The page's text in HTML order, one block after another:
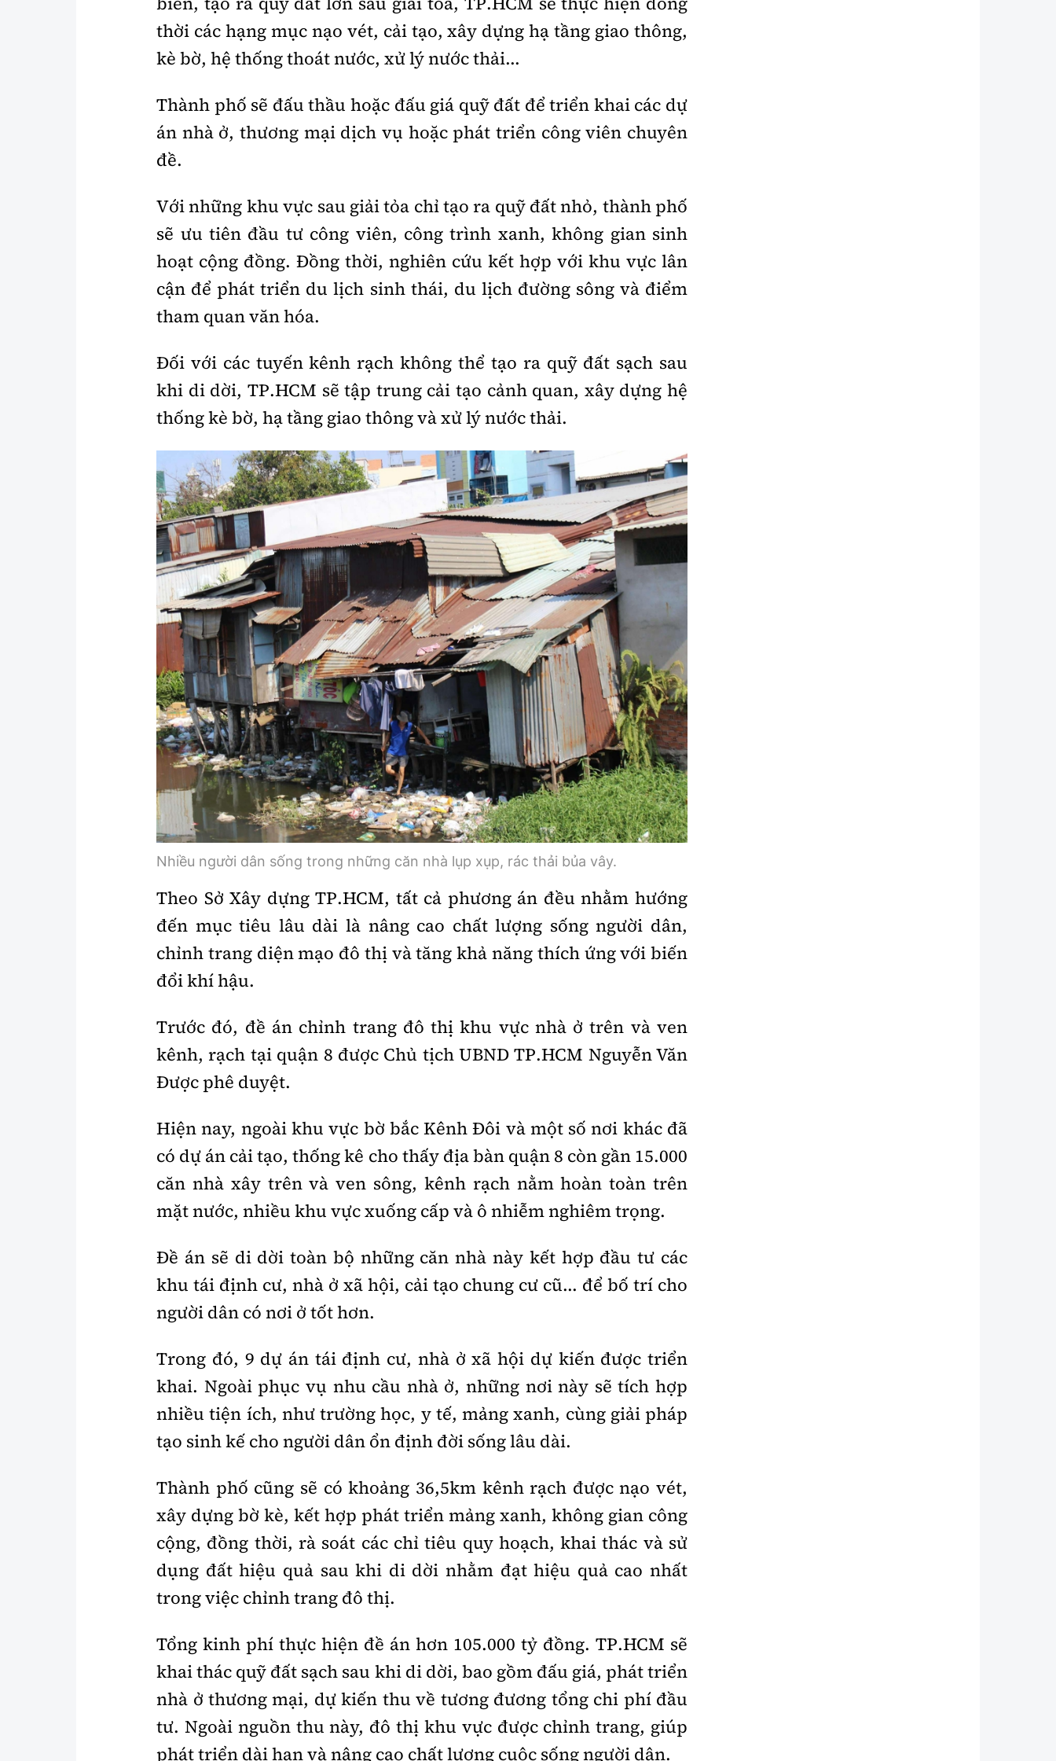
thời các hạng mục nạo vét, cải tạo, xây dựng hạ tầng giao thông,
kè bờ, hệ thống thoát nước, xử lý nước thải...
Thành phố sẽ đấu thầu hoặc đấu giá quỹ đất để triển khai các dự
án nhà ở, thương mại dịch vụ hoặc phát triển công viên chuyên
đề.
Với những khu vực sau giải tỏa chỉ tạo ra quỹ đất nhỏ, thành phố
sẽ ưu tiên đầu tư công viên, công trình xanh, không gian sinh
hoạt cộng đồng. Đồng thời, nghiên cứu kết hợp với khu vực lân
cận để phát triển du lịch sinh thái, du lịch đường sông và điểm
tham quan văn hóa.
Đối với các tuyến kênh rạch không thể tạo ra quỹ đất sạch sau
khi di dời, TP.HCM sẽ tập trung cải tạo cảnh quan, xây dựng hệ
thống kè bờ, hạ tầng giao thông và xử lý nước thải.
Nhiều người dân sống trong những căn nhà lụp xụp, rác thải bủa vây.
Theo Sở Xây dựng TP.HCM, tất cả phương án đều nhằm hướng
đến mục tiêu lâu dài là nâng cao chất lượng sống người dân,
chỉnh trang diện mạo đô thị và tăng khả năng thích ứng với biến
đổi khí hậu.
Trước đó, đề án chỉnh trang đô thị khu vực nhà ở trên và ven
kênh, rạch tại quận 8 được Chủ tịch UBND TP.HCM Nguyễn Văn
Được phê duyệt.
Hiện nay, ngoài khu vực bờ bắc Kênh Đôi và một số nơi khác đã
có dự án cải tạo, thống kê cho thấy địa bàn quận 8 còn gần 15.000
căn nhà xây trên và ven sông, kênh rạch nằm hoàn toàn trên
mặt nước, nhiều khu vực xuống cấp và ô nhiễm nghiêm trọng.
Đề án sẽ di dời toàn bộ những căn nhà này kết hợp đầu tư các
khu tái định cư, nhà ở xã hội, cải tạo chung cư cũ... để bố trí cho
người dân có nơi ở tốt hơn.
Trong đó, 9 dự án tái định cư, nhà ở xã hội dự kiến được triển
khai. Ngoài phục vụ nhu cầu nhà ở, những nơi này sẽ tích hợp
nhiều tiện ích, như trường học, y tế, mảng xanh, cùng giải pháp
tạo sinh kế cho người dân ổn định đời sống lâu dài.
Thành phố cũng sẽ có khoảng 36,5km kênh rạch được nạo vét,
xây dựng bờ kè, kết hợp phát triển mảng xanh, không gian công
cộng, đồng thời, rà soát các chỉ tiêu quy hoạch, khai thác và sử
dụng đất hiệu quả sau khi di dời nhằm đạt hiệu quả cao nhất
trong việc chỉnh trang đô thị.
Tổng kinh phí thực hiện đề án hơn 105.000 tỷ đồng. TP.HCM sẽ
khai thác quỹ đất sạch sau khi di dời, bao gồm đấu giá, phát triển
nhà ở thương mại, dự kiến thu về tương đương tổng chi phí đầu
tư. Ngoài nguồn thu này, đô thị khu vực được chỉnh trang, giúp
phát triển dài hạn và nâng cao chất lượng cuộc sống người dân.